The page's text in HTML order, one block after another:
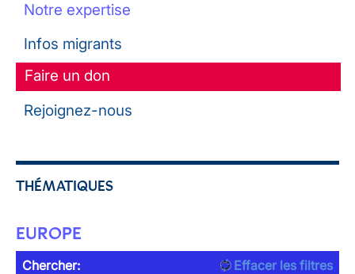
Notre expertise
Infos migrants
Faire un don
Rejoignez-nous
THÉMATIQUES
EUROPE
Chercher:
Effacer les filtres